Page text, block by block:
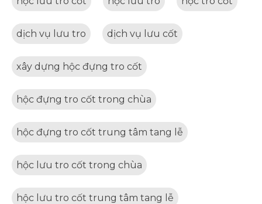
dịch vụ lưu tro dịch vụ lưu cốt
xây dựng hộc đựng tro cốt
hộc đựng tro cốt trong chùa
hộc đựng tro cốt trung tâm tang lễ
hộc lưu tro cốt trong chùa
hộc lưu tro cốt trung tâm tang lễ